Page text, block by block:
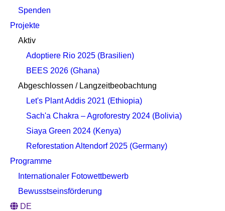
Spenden
Projekte
Aktiv
Adoptiere Rio 2025 (Brasilien)
BEES 2026 (Ghana)
Abgeschlossen / Langzeitbeobachtung
Let's Plant Addis 2021 (Ethiopia)
Sach'a Chakra – Agroforestry 2024 (Bolivia)
Siaya Green 2024 (Kenya)
Reforestation Altendorf 2025 (Germany)
Programme
Internationaler Fotowettbewerb
Bewusstseinsförderung
DE